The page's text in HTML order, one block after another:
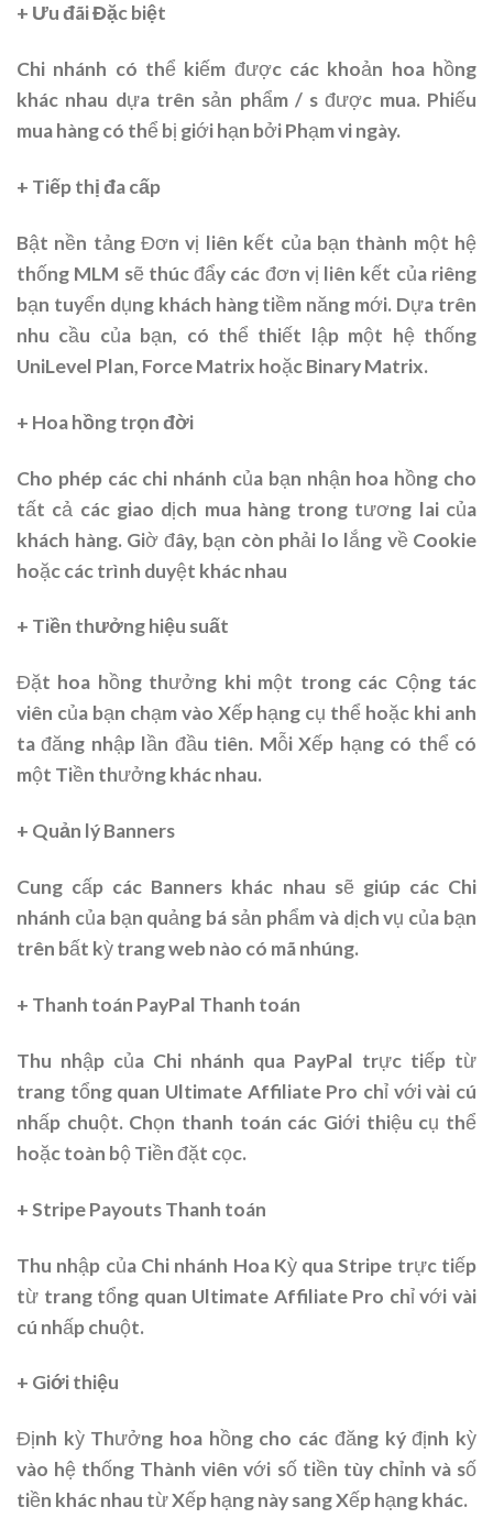
+ Ưu đãi Đặc biệt
Chi nhánh có thể kiếm được các khoản hoa hồng
khác nhau dựa trên sản phẩm / s được mua. Phiếu
mua hàng có thể bị giới hạn bởi Phạm vi ngày.
+ Tiếp thị đa cấp
Bật nền tảng Đơn vị liên kết của bạn thành một hệ
thống MLM sẽ thúc đẩy các đơn vị liên kết của riêng
bạn tuyển dụng khách hàng tiềm năng mới. Dựa trên
nhu cầu của bạn, có thể thiết lập một hệ thống
UniLevel Plan, Force Matrix hoặc Binary Matrix.
+ Hoa hồng trọn đời
Cho phép các chi nhánh của bạn nhận hoa hồng cho
tất cả các giao dịch mua hàng trong tương lai của
khách hàng. Giờ đây, bạn còn phải lo lắng về Cookie
hoặc các trình duyệt khác nhau
+ Tiền thưởng hiệu suất
Đặt hoa hồng thưởng khi một trong các Cộng tác
viên của bạn chạm vào Xếp hạng cụ thể hoặc khi anh
ta đăng nhập lần đầu tiên. Mỗi Xếp hạng có thể có
một Tiền thưởng khác nhau.
+ Quản lý Banners
Cung cấp các Banners khác nhau sẽ giúp các Chi
nhánh của bạn quảng bá sản phẩm và dịch vụ của bạn
trên bất kỳ trang web nào có mã nhúng.
+ Thanh toán PayPal Thanh toán
Thu nhập của Chi nhánh qua PayPal trực tiếp từ
trang tổng quan Ultimate Affiliate Pro chỉ với vài cú
nhấp chuột. Chọn thanh toán các Giới thiệu cụ thể
hoặc toàn bộ Tiền đặt cọc.
+ Stripe Payouts Thanh toán
Thu nhập của Chi nhánh Hoa Kỳ qua Stripe trực tiếp
từ trang tổng quan Ultimate Affiliate Pro chỉ với vài
cú nhấp chuột.
+ Giới thiệu
Định kỳ Thưởng hoa hồng cho các đăng ký định kỳ
vào hệ thống Thành viên với số tiền tùy chỉnh và số
tiền khác nhau từ Xếp hạng này sang Xếp hạng khác.